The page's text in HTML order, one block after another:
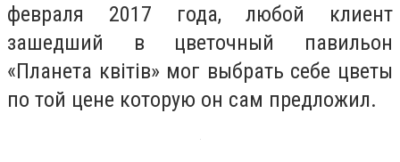
февраля 2017 года, любой клиент
зашедший в цветочный павильон
«Планета квітів» мог выбрать себе цветы
по той цене которую он сам предложил.